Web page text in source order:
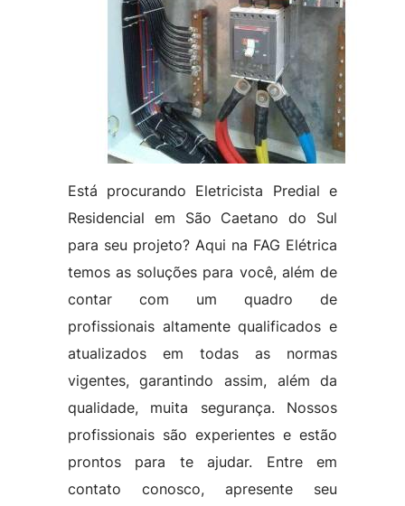
Está procurando Eletricista Predial e
Residencial em São Caetano do Sul
para seu projeto? Aqui na FAG Elétrica
temos as soluções para você, além de
contar com um quadro de
profissionais altamente qualificados e
atualizados em todas as normas
vigentes, garantindo assim, além da
qualidade, muita segurança. Nossos
profissionais são experientes e estão
prontos para te ajudar. Entre em
contato conosco, apresente seu